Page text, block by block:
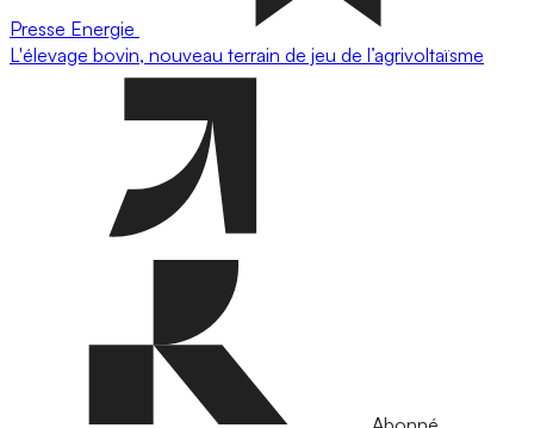
Presse Energie
L'élevage bovin, nouveau terrain de jeu de l’agrivoltaïsme